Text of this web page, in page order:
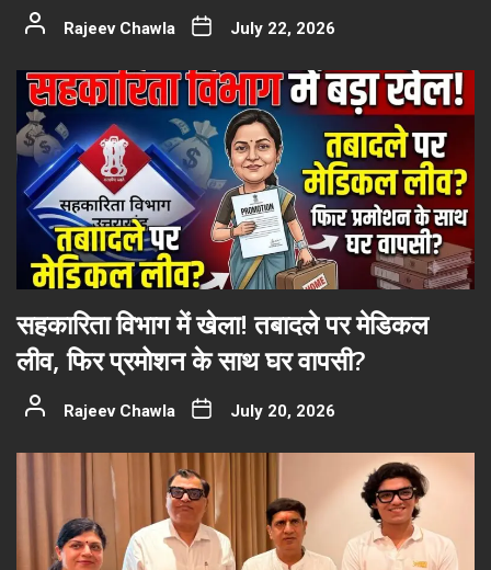
Rajeev Chawla July 22, 2026
सहकारिता विभाग में खेला! तबादले पर मेडिकल
लीव, फिर प्रमोशन के साथ घर वापसी?
Rajeev Chawla July 20, 2026